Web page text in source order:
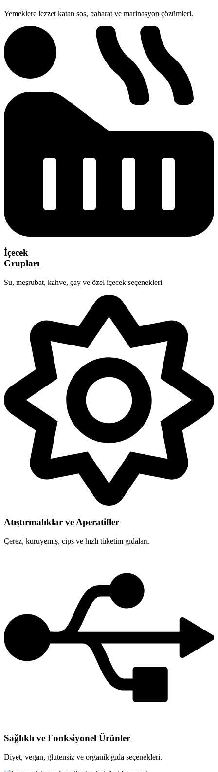
Yemeklere lezzet katan sos, baharat ve marinasyon çözümleri.
İçecek
Grupları
Su, meşrubat, kahve, çay ve özel içecek seçenekleri.
Atıştırmalıklar ve Aperatifler
Çerez, kuruyemiş, cips ve hızlı tüketim gıdaları.
Sağlıklı ve Fonksiyonel Ürünler
Diyet, vegan, glutensiz ve organik gıda seçenekleri.